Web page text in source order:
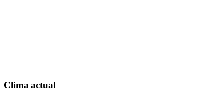
Clima actual